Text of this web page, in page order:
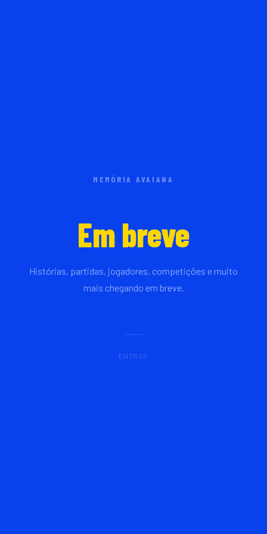
MEMÓRIA AVAIANA
Em breve
Histórias, partidas, jogadores, competições e muito
mais chegando em breve.
ENTRAR